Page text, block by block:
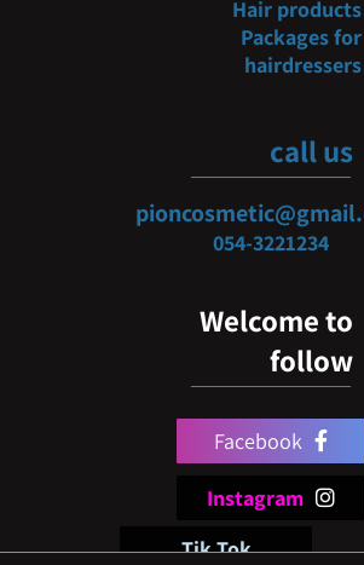
Hair products
Packages for
hairdressers
call us
054-3221234
Welcome to
follow
Facebook
Instagram
Tik Tok